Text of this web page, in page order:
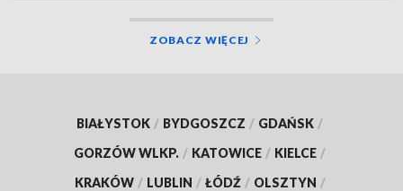
ZOBACZ WIĘCEJ
BIAŁYSTOK / BYDGOSZCZ / GDAŃSK /
GORZÓW WLKP. / KATOWICE / KIELCE /
KRAKÓW / LUBLIN / ŁÓDŹ / OLSZTYN /